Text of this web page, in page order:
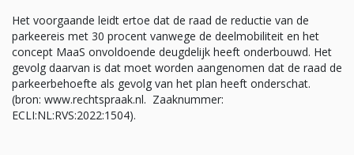
Het voorgaande leidt ertoe dat de raad de reductie van de
parkeereis met 30 procent vanwege de deelmobiliteit en het
concept MaaS onvoldoende deugdelijk heeft onderbouwd. Het
gevolg daarvan is dat moet worden aangenomen dat de raad de
parkeerbehoefte als gevolg van het plan heeft onderschat.
(bron: www.rechtspraak.nl. Zaaknummer:
ECLI:NL:RVS:2022:1504).